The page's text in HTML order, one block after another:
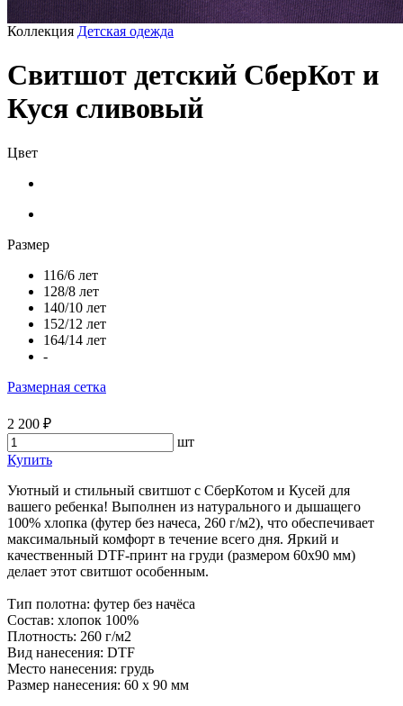
Коллекция Детская одежда
Свитшот детский СберКот и
Куся сливовый
Цвет
Размер
116/6 лет
128/8 лет
140/10 лет
152/12 лет
164/14 лет
-
Размерная сетка
2 200 ₽
шт
Купить
Уютный и стильный свитшот с СберКотом и Кусей для
вашего ребенка! Выполнен из натурального и дышащего
100% хлопка (футер без начеса, 260 г/м2), что обеспечивает
максимальный комфорт в течение всего дня. Яркий и
качественный DTF-принт на груди (размером 60x90 мм)
делает этот свитшот особенным.
Тип полотна: футер без начёса
Состав: хлопок 100%
Плотность: 260 г/м2
Вид нанесения: DTF
Место нанесения: грудь
Размер нанесения: 60 x 90 мм